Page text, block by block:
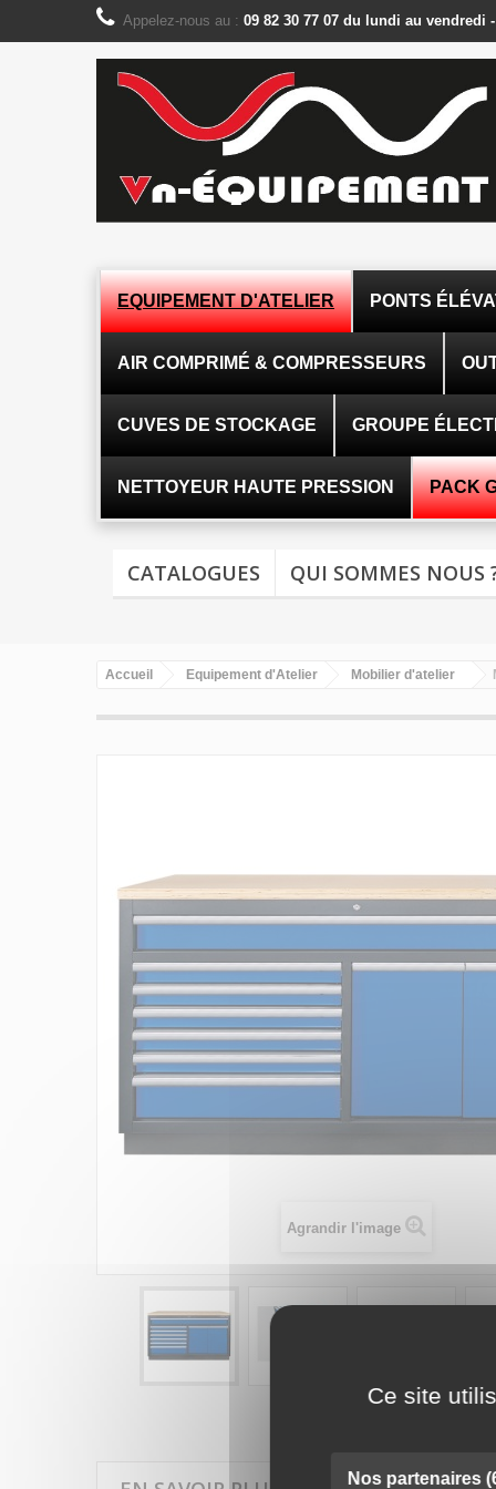
Panneau de gestion des cookies
Ce site
Nos partenaires
Appelez-nous au : 09 82 30 77 07 du lundi au vendredi -
EQUIPEMENT D'ATELIER PONTS
AIR COMPRIMÉ & COMPRESSEURS
CUVES DE STOCKAGE GROUPE
NETTOYEUR HAUTE PRESSION PACK
CATALOGUES QUI SOMMES NOUS
Accueil Equipement d'Atelier Mobilier d'atelier
Agrandir l'image